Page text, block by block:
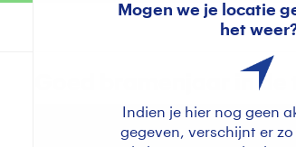
Goed bramenjaar in
Mogen we je locatie
het
Indien je hier nog geen
gegeven, verschijnt er